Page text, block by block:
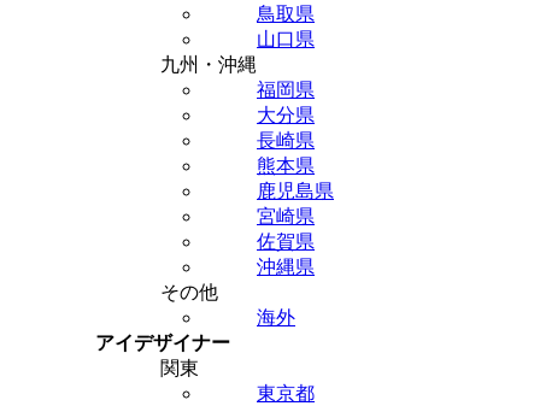
鳥取県
山口県
九州・沖縄
福岡県
大分県
長崎県
熊本県
鹿児島県
宮崎県
佐賀県
沖縄県
その他
海外
アイデザイナー
関東
東京都